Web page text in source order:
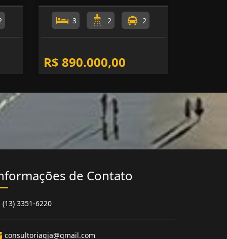
3 2 2
R$ 890.000,00
de Contato
(13) 3351-6220
consultoriagja@gmail.com